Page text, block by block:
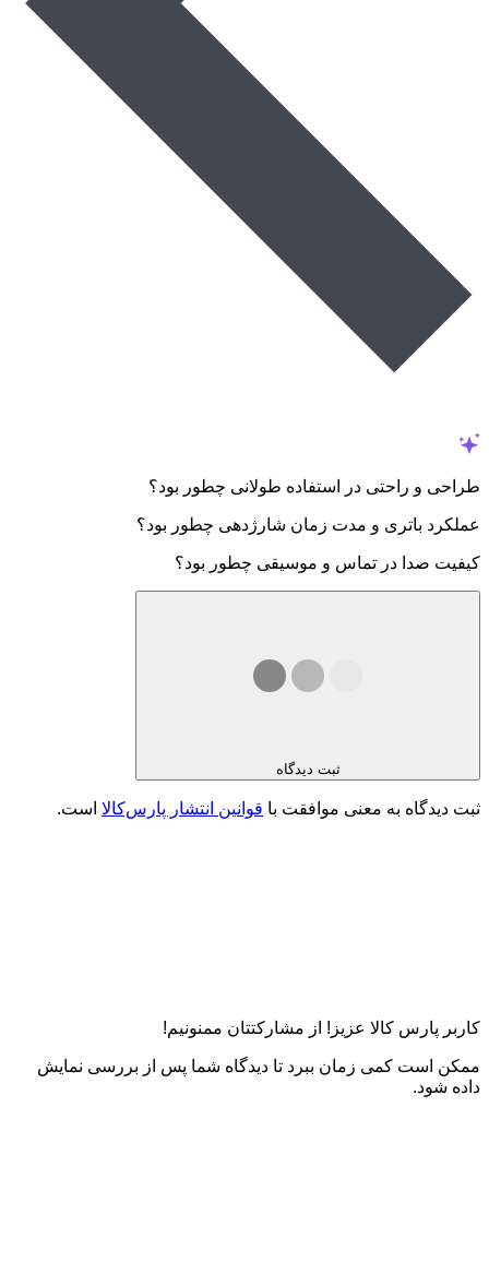
طراحی و راحتی در استفاده طولانی چطور بود؟
عملکرد باتری و مدت زمان شارژدهی چطور بود؟
کیفیت صدا در تماس و موسیقی چطور بود؟
ثبت دیدگاه
ثبت دیدگاه به معنی موافقت با قوانین انتشار پارس‌کالا است.
کاربر پارس کالا عزیز! از مشارکتتان ممنونیم!
ممکن است کمی زمان ببرد تا دیدگاه شما پس از بررسی نمایش
داده شود.